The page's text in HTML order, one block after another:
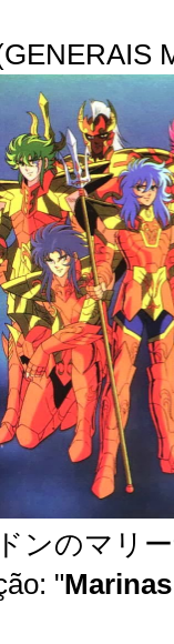
ンのマリ
"